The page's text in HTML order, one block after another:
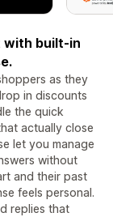
with built-in
as they
in discounts
the quick
actually close
let you manage
without
and their past
feels personal.
replies that